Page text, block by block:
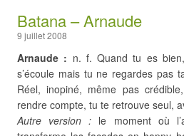
Batana – Arnaude
9 juillet 2008
Arnaude : n. f. Quand tu es
s’écoule mais tu ne regardes pas
Réel, inopiné, même pas
rendre compte, tu te retrouve seul,
Autre version : le moment où